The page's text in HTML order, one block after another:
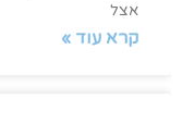
אצל
קרא עוד »